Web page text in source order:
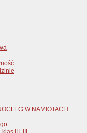
W NAMIOTACH